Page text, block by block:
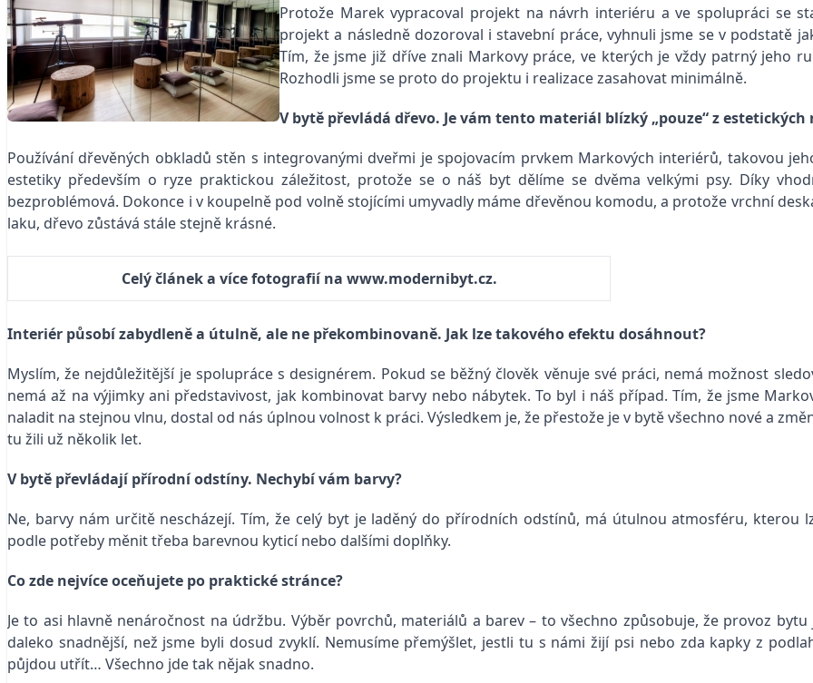
Protože Marek vypracoval projekt na návrh interiéru a ve spolupráci se
projekt a následně dozoroval i stavební práce, vyhnuli jsme se v podstatě
Tím, že jsme již dříve znali Markovy práce, ve kterých je vždy patrný jeho
Rozhodli jsme se proto do projektu i realizace zasahovat minimálně.
V bytě převládá dřevo. Je vám tento materiál blízký „pouze“ z
Používání dřevěných obkladů stěn s integrovanými dveřmi je spojovacím prvkem Markových interiérů, takovou
estetiky především o ryze praktickou záležitost, protože se o náš byt dělíme se dvěma velkými psy. Díky
bezproblémová. Dokonce i v koupelně pod volně stojícími umyvadly máme dřevěnou komodu, a protože vrchní
laku, dřevo zůstává stále stejně krásné.
Celý článek a více fotografií na www.modernibyt.cz.
Interiér působí zabydleně a útulně, ale ne překombinovaně. Jak lze takového efektu dosáhnout?
Myslím, že nejdůležitější je spolupráce s designérem. Pokud se běžný člověk věnuje své práci, nemá možnost
nemá až na výjimky ani představivost, jak kombinovat barvy nebo nábytek. To byl i náš případ. Tím, že jsme
naladit na stejnou vlnu, dostal od nás úplnou volnost k práci. Výsledkem je, že přestože je v bytě všechno nové a
tu žili už několik let.
V bytě převládají přírodní odstíny. Nechybí vám barvy?
Ne, barvy nám určitě nescházejí. Tím, že celý byt je laděný do přírodních odstínů, má útulnou atmosféru, kterou
podle potřeby měnit třeba barevnou kyticí nebo dalšími doplňky.
Co zde nejvíce oceňujete po praktické stránce?
Je to asi hlavně nenáročnost na údržbu. Výběr povrchů, materiálů a barev – to všechno způsobuje, že provoz bytu
daleko snadnější, než jsme byli dosud zvyklí. Nemusíme přemýšlet, jestli tu s námi žijí psi nebo zda kapky z
půjdou utřít… Všechno jde tak nějak snadno.